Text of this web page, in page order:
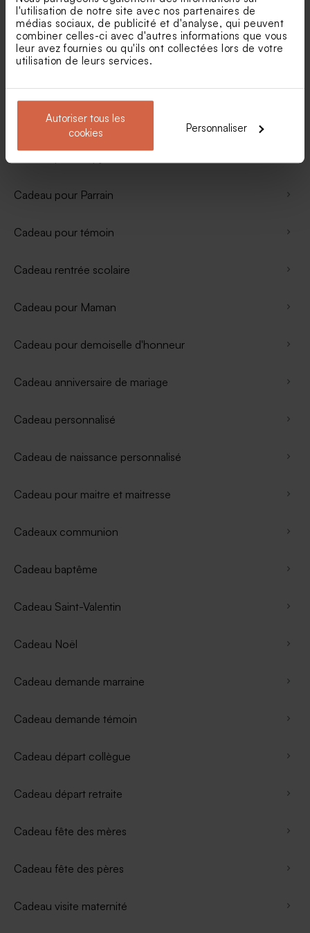
l'utilisation de notre site avec nos partenaires de
médias sociaux, de publicité et d'analyse, qui peuvent
combiner celles-ci avec d'autres informations que vous
leur avez fournies ou qu'ils ont collectées lors de votre
utilisation de leurs services.
Autoriser tous les
cookies
Personnaliser
Cadeau départ crèche
Cadeau pour Mamie
Cadeau pour Papa
Cadeau pour Parrain
Cadeau pour témoin
Cadeau rentrée scolaire
Cadeau pour Maman
Cadeau pour demoiselle d'honneur
Cadeau anniversaire de mariage
Cadeau personnalisé
Cadeau de naissance personnalisé
Cadeau pour maitre et maitresse
Cadeaux communion
Cadeau baptême
Cadeau Saint-Valentin
Cadeau Noël
Cadeau demande marraine
Cadeau demande témoin
Cadeau départ collègue
Cadeau départ retraite
Cadeau fête des mères
Cadeau fête des pères
Cadeau visite maternité